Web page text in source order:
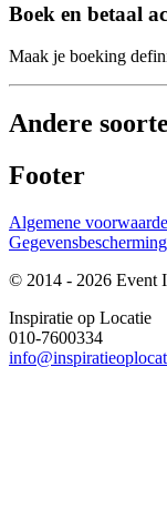
Boek en betaal
Maak je boeking
Andere
Footer
Algemene
Gegevensbescherming
© 2014 - 2026 Event
Inspiratie op Locatie
010-7600334